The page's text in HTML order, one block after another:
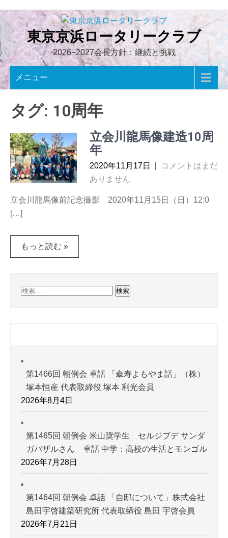
content 東京京浜ロータリークラブ
2026−2027会長方針：継続と挑戦
メニュー
タグ: 10周年
立会川龍馬像建造10周
年
2020年11月17日
コメントはまだ
ありません
立会川龍馬像前記念撮影 2020年11月15日（日）12:0
[…]
もっと読む »
第1466回 朝例会 卓話 「傘寿よもやま話」（株）
塚本恒産 代表取締役 塚本 利光会員
2026年8月4日
第1465回 朝例会 米山奨学生 セルジブデ サンダ
ガバザルさん 卓話 中学：高校の生活とモンゴル
2026年7月28日
第1464回 朝例会 卓話 「自邸について」株式会社
島田宇啓建築研究所 代表取締役 島田 宇啓会員
2026年7月21日